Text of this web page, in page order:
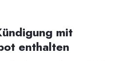
mit
enthalten